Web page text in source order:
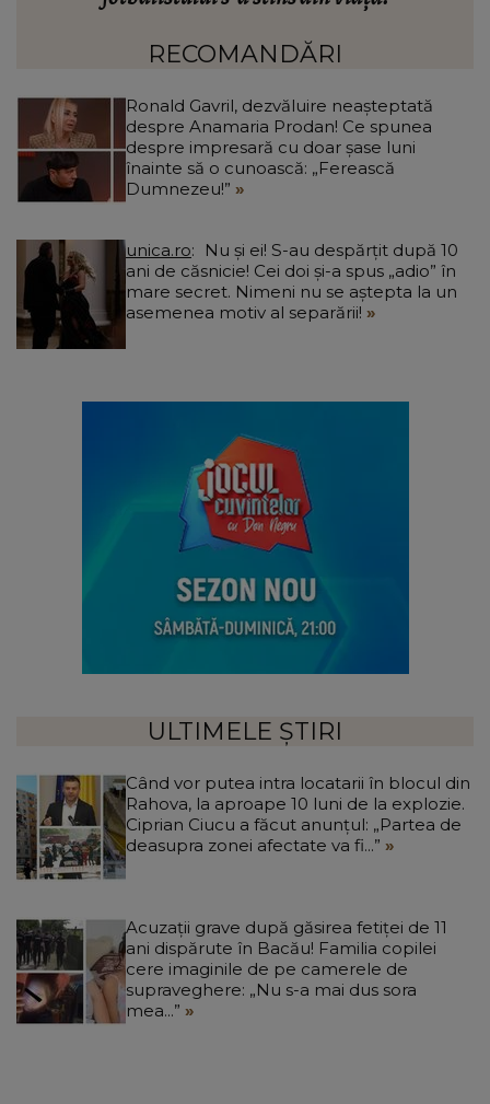
afectate va fi...”
RECOMANDĂRI
Ronald Gavril, dezvăluire neașteptată
despre Anamaria Prodan! Ce spunea
despre impresară cu doar șase luni
înainte să o cunoască: „Ferească
Dumnezeu!”
unica.ro
ani de căsnicie! Cei doi și-a spus „adio” în
mare secret. Nimeni nu se aștepta la un
asemenea motiv al separării!
ULTIMELE ȘTIRI
Când vor putea intra locatarii în blocul din
Rahova, la aproape 10 luni de la explozie.
Ciprian Ciucu a făcut anunțul: „Partea de
deasupra zonei afectate va fi...”
Acuzații grave după găsirea fetiței de 11
ani dispărute în Bacău! Familia copilei
cere imaginile de pe camerele de
supraveghere: „Nu s-a mai dus sora
mea...”